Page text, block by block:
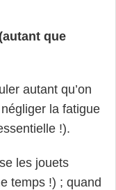
que
autant qu’on
la fatigue
!).
les jouets
temps !) ; quand